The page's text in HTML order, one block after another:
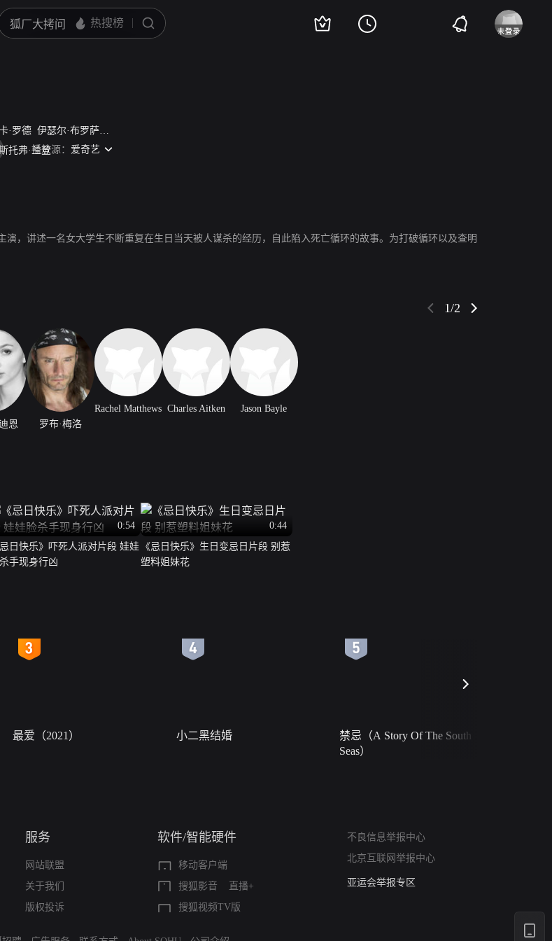
·罗德 伊瑟尔·布罗萨德
托弗·兰登
播放源： 爱奇艺
，讲述一名女大学生不断重复在生日当天被人谋杀的经历，自此陷入死亡循环的故事。为打破循环以及查明
1/2
恩 罗布·梅洛
Rachel Matthews Charles Aitken Jason Bayle
0:54
忌日快乐》吓死人派对片段 娃娃
手现身行凶
0:44
《忌日快乐》生日变忌日片段 别惹
塑料姐妹花
最爱（2021） 小二黑结婚
禁忌（A Story Of The South
Seas）
服务
网站联盟
关于我们
版权投诉
软件/智能硬件
移动客户端
搜狐影音
直播+
搜狐视频TV版
不良信息举报中心
北京互联网举报中心
算法推荐专项举报
亚运会举报专区